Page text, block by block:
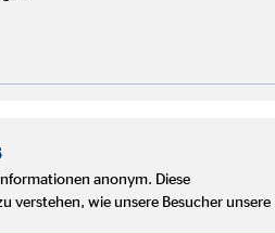
Analysegespräch, um deine
Anschließend präsentiere
zu halten, bieten wir
an. Vertrauen und persönliche
erster Stelle.
anonym. Diese
verstehen, wie unsere Besucher unsere